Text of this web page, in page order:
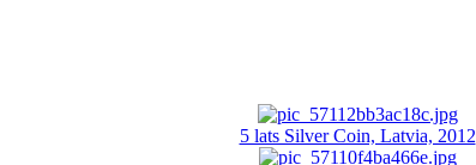
5 lats Silver Coin, Latvia, 2012